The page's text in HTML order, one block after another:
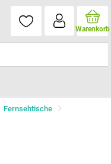
Warenkorb
Fernsehtische